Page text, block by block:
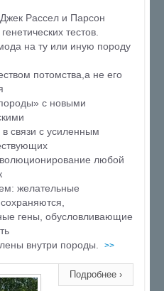
Рассел и Парсон
тестов.
на ту или иную породу
потомства,а не его
с новыми
связи с усиленным
любой
желательные
сохраняются,
гены, обусловливающие
внутри породы.
>>
Подробнее ›